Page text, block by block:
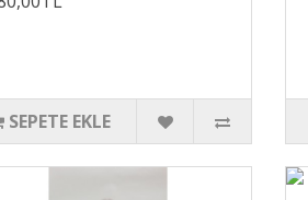
SEPETE EKLE